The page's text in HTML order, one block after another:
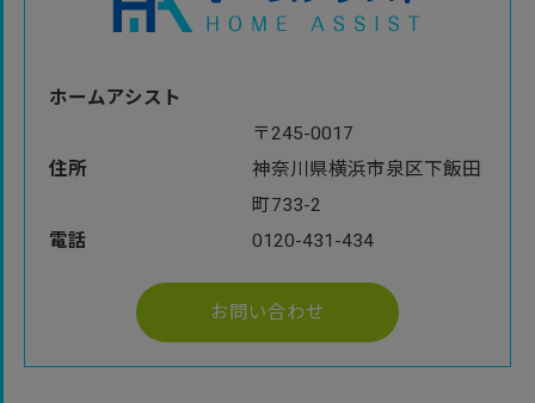
ホームアシスト
住所
〒245-0017
神奈川県横浜市泉区下飯田
町733-2
電話
0120-431-434
お問い合わせ